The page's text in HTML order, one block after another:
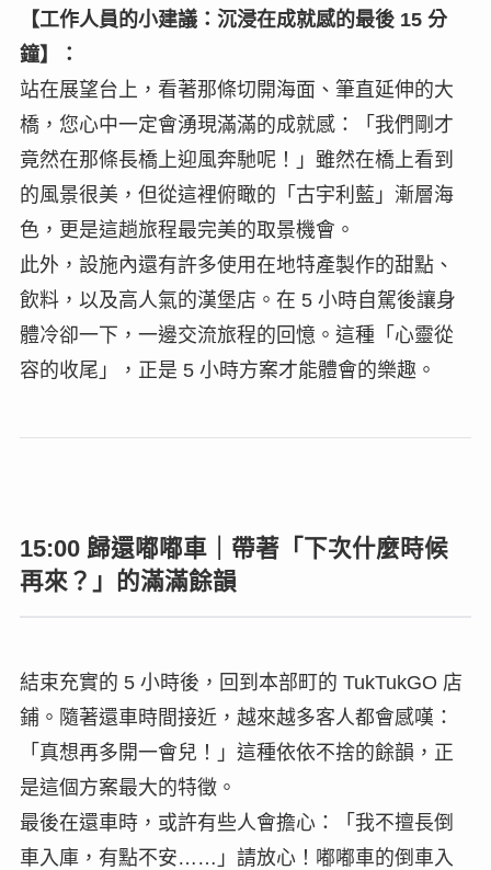
【工作人員的小建議：沉浸在成就感的最後 15 分
鐘】：
站在展望台上，看著那條切開海面、筆直延伸的大
橋，您心中一定會湧現滿滿的成就感：「我們剛才
竟然在那條長橋上迎風奔馳呢！」雖然在橋上看到
的風景很美，但從這裡俯瞰的「古宇利藍」漸層海
色，更是這趟旅程最完美的取景機會。
此外，設施內還有許多使用在地特產製作的甜點、
飲料，以及高人氣的漢堡店。在 5 小時自駕後讓身
體冷卻一下，一邊交流旅程的回憶。這種「心靈從
容的收尾」，正是 5 小時方案才能體會的樂趣。
15:00 歸還嘟嘟車｜帶著「下次什麼時候
再來？」的滿滿餘韻
結束充實的 5 小時後，回到本部町的 TukTukGO 店
鋪。隨著還車時間接近，越來越多客人都會感嘆：
「真想再多開一會兒！」這種依依不捨的餘韻，正
是這個方案最大的特徵。
最後在還車時，或許有些人會擔心：「我不擅長倒
車入庫，有點不安……」請放心！嘟嘟車的倒車入